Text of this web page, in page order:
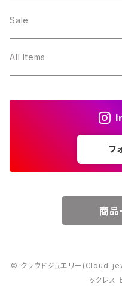
２月・アメジスト
３月・アクアマリン
～5000円
～10000円
Sale
All Items
フ
商品
© クラウドジュエリー(Cloud-
ックレス